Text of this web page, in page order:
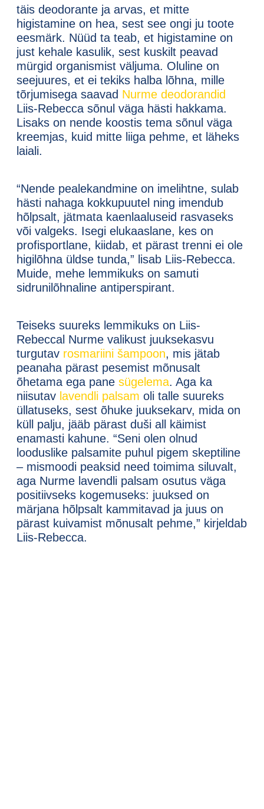
täis deodorante ja arvas, et mitte
higistamine on hea, sest see ongi ju toote
eesmärk. Nüüd ta teab, et higistamine on
just kehale kasulik, sest kuskilt peavad
mürgid organismist väljuma. Oluline on
seejuures, et ei tekiks halba lõhna, mille
tõrjumisega saavad Nurme deodorandid
Liis-Rebecca sõnul väga hästi hakkama.
Lisaks on nende koostis tema sõnul väga
kreemjas, kuid mitte liiga pehme, et läheks
laiali.
“Nende pealekandmine on imelihtne, sulab
hästi nahaga kokkupuutel ning imendub
hõlpsalt, jätmata kaenlaaluseid rasvaseks
või valgeks. Isegi elukaaslane, kes on
profisportlane, kiidab, et pärast trenni ei ole
higilõhna üldse tunda,” lisab Liis-Rebecca.
Muide, mehe lemmikuks on samuti
sidrunilõhnaline antiperspirant.
Teiseks suureks lemmikuks on Liis-
Rebeccal Nurme valikust juuksekasvu
turgutav rosmariini šampoon, mis jätab
peanaha pärast pesemist mõnusalt
õhetama ega pane sügelema. Aga ka
niisutav lavendli palsam oli talle suureks
üllatuseks, sest õhuke juuksekarv, mida on
küll palju, jääb pärast duši all käimist
enamasti kahune. “Seni olen olnud
looduslike palsamite puhul pigem skeptiline
– mismoodi peaksid need toimima siluvalt,
aga Nurme lavendli palsam osutus väga
positiivseks kogemuseks: juuksed on
märjana hõlpsalt kammitavad ja juus on
pärast kuivamist mõnusalt pehme,” kirjeldab
Liis-Rebecca.